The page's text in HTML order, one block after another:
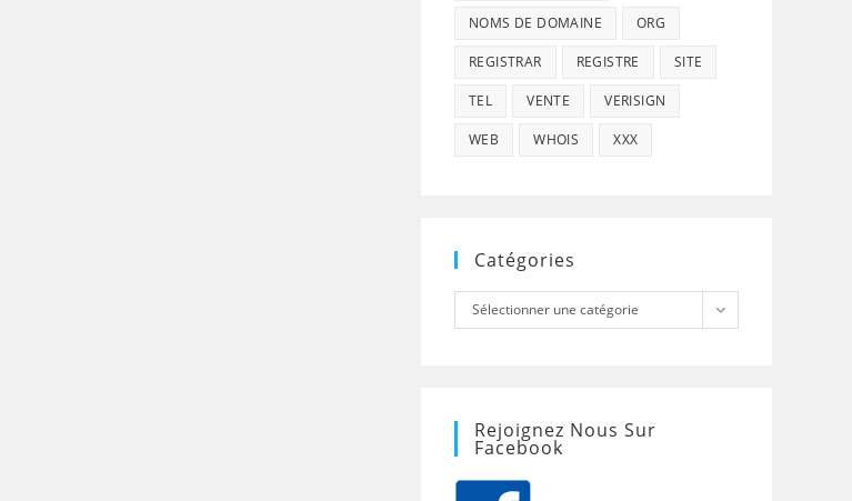
NOMS DE DOMAINE ORG
REGISTRAR REGISTRE SITE
TEL VENTE VERISIGN
WEB WHOIS XXX
Catégories
Catégories
Sélectionner une catégorie
Rejoignez Nous Sur
Facebook